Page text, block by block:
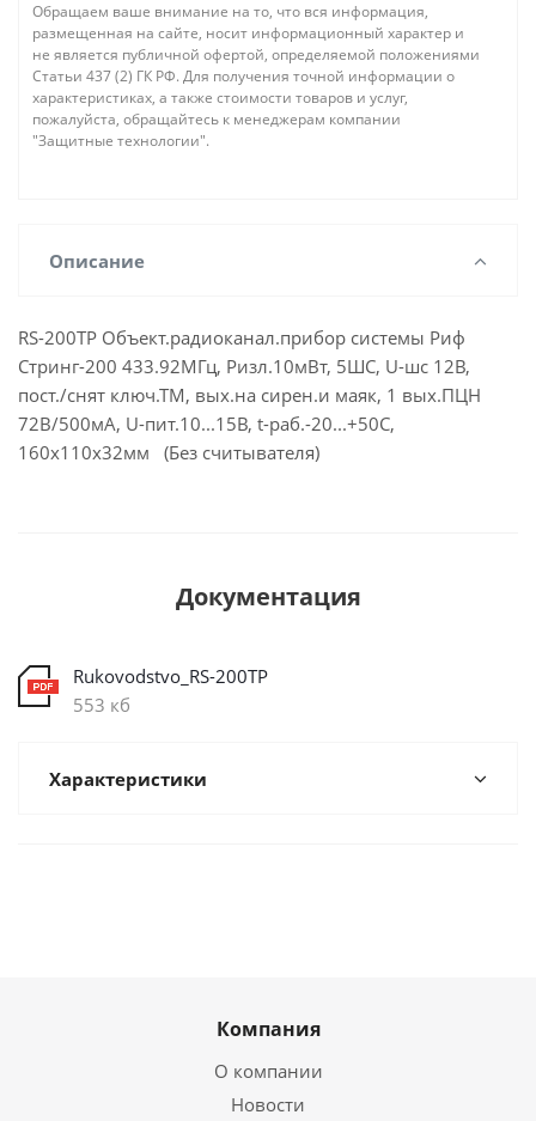
Обращаем ваше внимание на то, что вся информация,
размещенная на сайте, носит информационный характер и
не является публичной офертой, определяемой положениями
Статьи 437 (2) ГК РФ. Для получения точной информации о
характеристиках, а также стоимости товаров и услуг,
пожалуйста, обращайтесь к менеджерам компании
"Защитные технологии".
Описание
RS-200TP Объект.радиоканал.прибор системы Риф
Стринг-200 433.92МГц, Ризл.10мВт, 5ШС, U-шс 12В,
пост./снят ключ.ТМ, вых.на сирен.и маяк, 1 вых.ПЦН
72В/500мА, U-пит.10...15В, t-раб.-20...+50С,
160х110х32мм (Без считывателя)
Документация
Rukovodstvo_RS-200TP
553 кб
Характеристики
Компания
О компании
Новости